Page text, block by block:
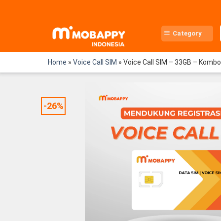
Category
Home » Voice Call SIM » Voice Call SIM – 33GB –
-26%